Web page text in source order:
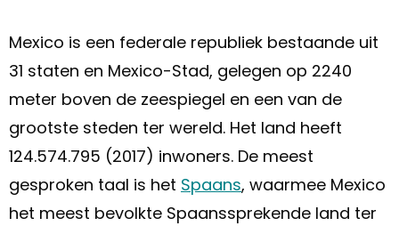
Mexico is een federale republiek bestaande uit
31 staten en Mexico-Stad, gelegen op 2240
meter boven de zeespiegel en een van de
grootste steden ter wereld. Het land heeft
124.574.795 (2017) inwoners. De meest
gesproken taal is het Spaans, waarmee Mexico
het meest bevolkte Spaanssprekende land ter